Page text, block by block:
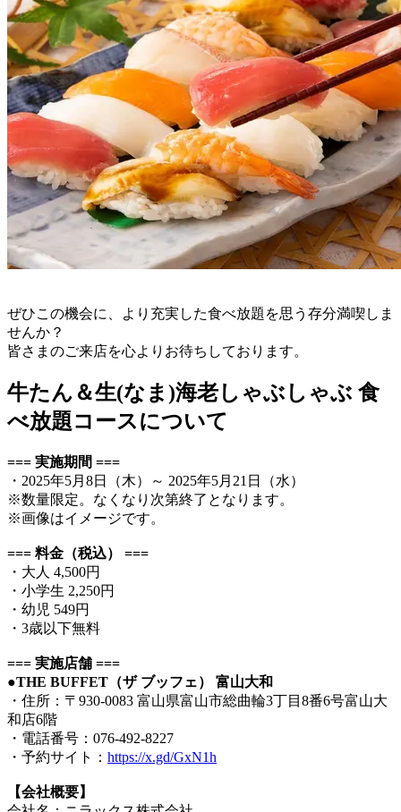
ぜひこの機会に、より充実した食べ放題を思う存分満喫しま
せんか？
皆さまのご来店を心よりお待ちしております。
牛たん＆生(なま)海老しゃぶしゃぶ 食
べ放題コースについて
=== 実施期間 ===
・2025年5月8日（木）～ 2025年5月21日（水）
※数量限定。なくなり次第終了となります。
※画像はイメージです。
=== 料金（税込） ===
・大人 4,500円
・小学生 2,250円
・幼児 549円
・3歳以下無料
=== 実施店舗 ===
●THE BUFFET（ザ ブッフェ） 富山大和
・住所：〒930-0083 富山県富山市総曲輪3丁目8番6号富山大
和店6階
・電話番号：076-492-8227
・予約サイト： https://x.gd/GxN1h
【会社概要】